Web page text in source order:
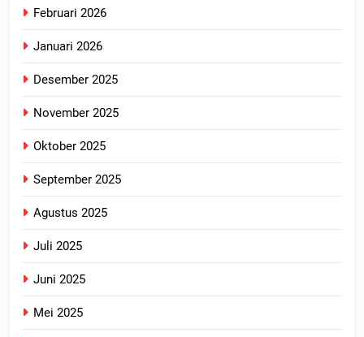
Februari 2026
Januari 2026
Desember 2025
November 2025
Oktober 2025
September 2025
Agustus 2025
Juli 2025
Juni 2025
Mei 2025